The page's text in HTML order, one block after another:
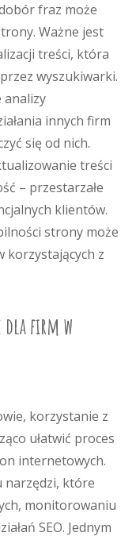
fraz może
Ważne jest
treści, która
wyszukiwarki.
analizy
innych firm
się od nich.
treści
– przestarzałe
klientów.
strony może
z
dla firm w
korzystanie z
ułatwić proces
internetowych.
narzędzi, które
monitorowaniu
SEO. Jednym